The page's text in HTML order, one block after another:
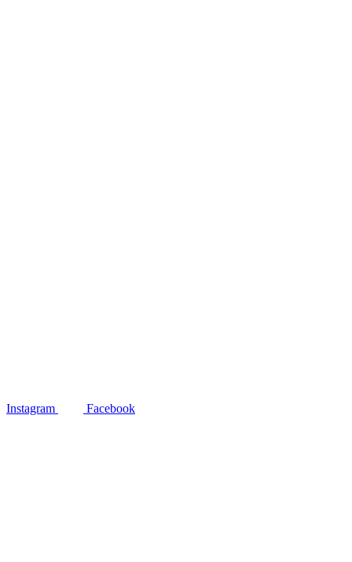
Instagram Facebook